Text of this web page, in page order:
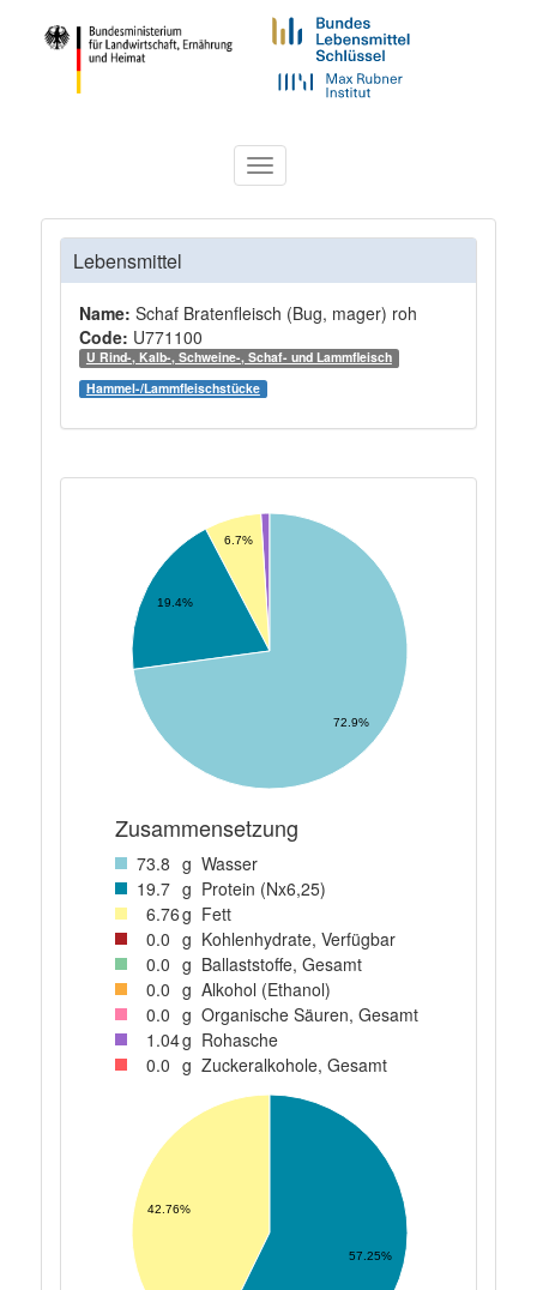
Toggle
navigation
Lebensmittel
Name: Schaf Bratenfleisch (Bug, mager) roh
Code: U771100
U Rind-, Kalb-, Schweine-, Schaf- und Lammfleisch
Hammel-/Lammfleischstücke
6.7%
19.4%
72.9%
Zusammensetzung
73.8 g Wasser
19.7 g Protein (Nx6,25)
6.76g Fett
0.0 g Kohlenhydrate, Verfügbar
0.0 g Ballaststoffe, Gesamt
0.0 g Alkohol (Ethanol)
0.0 g Organische Säuren, Gesamt
1 .04g Rohasche
0.0 g Zuckeralkohole, Gesamt
42.76%
57.25%